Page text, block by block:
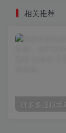
相关推荐